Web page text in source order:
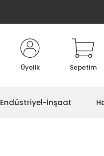
Üyelik Sepetim
Endüstriyel-İnşaat